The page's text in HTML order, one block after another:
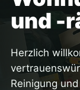
und -
Herzlich
Reinigung